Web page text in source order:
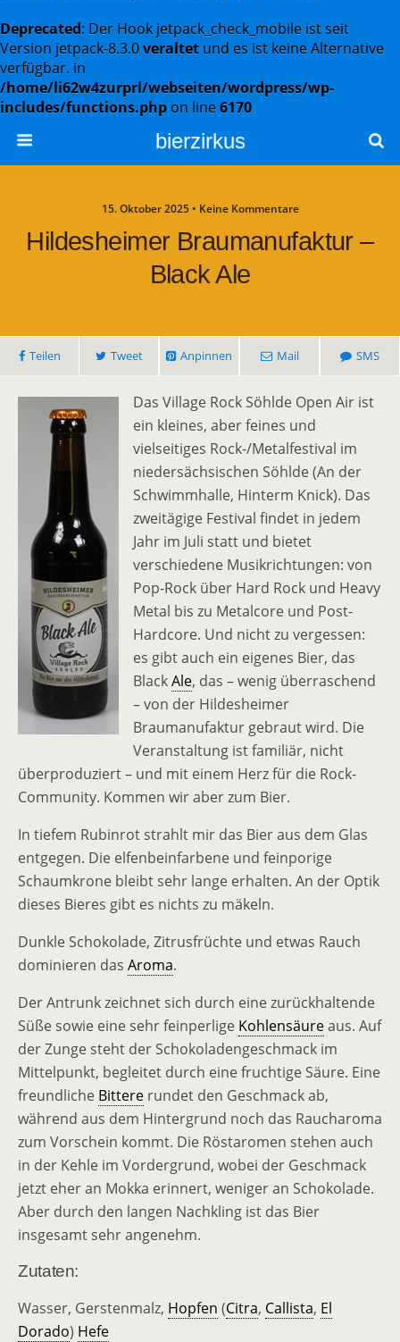
Deprecated: Der Hook jetpack_check_mobile ist seit
Version jetpack-8.3.0veraltet und es ist keine Alternative
verfügbar. in
/home/li62w4zurprl/webseiten/wordpress/wp-
includes/functions.php on line6170
bierzirkus
15. Oktober 2025 • Keine Kommentare
Hildesheimer Braumanufaktur –
Black Ale
Teilen Tweet Anpinnen Mail SMS
Das Village Rock Söhlde Open Air ist
ein kleines, aber feines und
vielseitiges Rock-/Metalfestival im
niedersächsischen Söhlde (An der
Schwimmhalle, Hinterm Knick). Das
zweitägige Festival findet in jedem
Jahr im Juli statt und bietet
verschiedene Musikrichtungen: von
Pop-Rock über Hard Rock und Heavy
Metal bis zu Metalcore und Post-
Hardcore. Und nicht zu vergessen:
es gibt auch ein eigenes Bier, das
BlackAle, das – wenig überraschend
– von der Hildesheimer
Braumanufaktur gebraut wird. Die
Veranstaltung ist familiär, nicht
überproduziert – und mit einem Herz für die Rock-
Community. Kommen wir aber zum Bier.
In tiefem Rubinrot strahlt mir das Bier aus dem Glas
entgegen. Die elfenbeinfarbene und feinporige
Schaumkrone bleibt sehr lange erhalten. An der Optik
dieses Bieres gibt es nichts zu mäkeln.
Dunkle Schokolade, Zitrusfrüchte und etwas Rauch
dominieren das Aroma.
Der Antrunk zeichnet sich durch eine zurückhaltende
Süße sowie eine sehr feinperlige Kohlensäureaus. Auf
der Zunge steht der Schokoladengeschmack im
Mittelpunkt, begleitet durch eine fruchtige Säure. Eine
freundliche Bittere rundet den Geschmack ab,
während aus dem Hintergrund noch das Raucharoma
zum Vorschein kommt. Die Röstaromen stehen auch
in der Kehle im Vordergrund, wobei der Geschmack
jetzt eher an Mokka erinnert, weniger an Schokolade.
Aber durch den langen Nachkling ist das Bier
insgesamt sehr angenehm.
Zutaten:
Wasser, Gerstenmalz, Hopfen (Citra, Callista, El
Dorado) Hefe